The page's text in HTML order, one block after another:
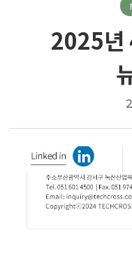
2025년